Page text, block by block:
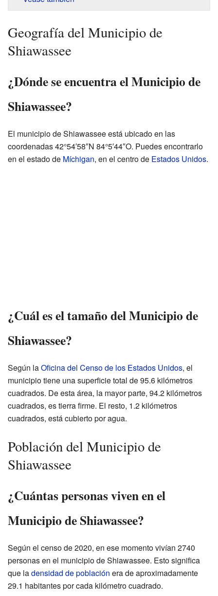
Geografía del Municipio de
Shiawassee
¿Dónde se encuentra el Municipio de
Shiawassee?
El municipio de Shiawassee está ubicado en las
coordenadas 42°54′58″N 84°5′44″O. Puedes encontrarlo
en el estado de Míchigan, en el centro de Estados Unidos.
¿Cuál es el tamaño del Municipio de
Shiawassee?
Según laOficina del Censo de los Estados Unidos, el
municipio tiene una superficie total de 95.6 kilómetros
cuadrados. De esta área, la mayor parte, 94.2 kilómetros
cuadrados, es tierra firme. El resto, 1.2 kilómetros
cuadrados, está cubierto por agua.
Población del Municipio de
Shiawassee
¿Cuántas personas viven en el
Municipio de Shiawassee?
Según el censo de 2020, en ese momento vivían 2740
personas en el municipio de Shiawassee. Esto significa
que ladensidad de población era de aproximadamente
29.1 habitantes por cada kilómetro cuadrado.